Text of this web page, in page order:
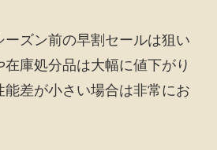
ーズン前の早割セールは狙い
庫処分品は大幅に値下がり
差が小さい場合は非常にお